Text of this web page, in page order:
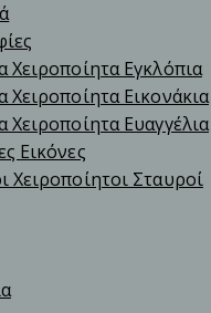
Χειροποίητα Εγκλόπια
Χειροποίητα Εικονάκια
Χειροποίητα Ευαγγέλια
Εικόνες
Χειροποίητοι Σταυροί